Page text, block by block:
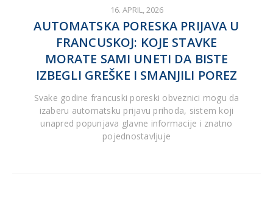
16. APRIL, 2026
AUTOMATSKA PORESKA PRIJAVA U
FRANCUSKOJ: KOJE STAVKE
MORATE SAMI UNETI DA BISTE
IZBEGLI GREŠKE I SMANJILI POREZ
Svake godine francuski poreski obveznici mogu da
izaberu automatsku prijavu prihoda, sistem koji
unapred popunjava glavne informacije i znatno
pojednostavljuje